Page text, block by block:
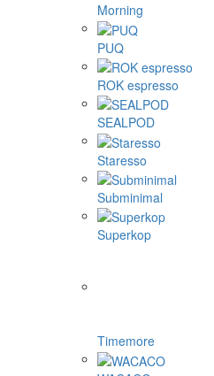
Morning
PUQ
ROK espresso
SEALPOD
Staresso
Subminimal
Superkop
Timemore